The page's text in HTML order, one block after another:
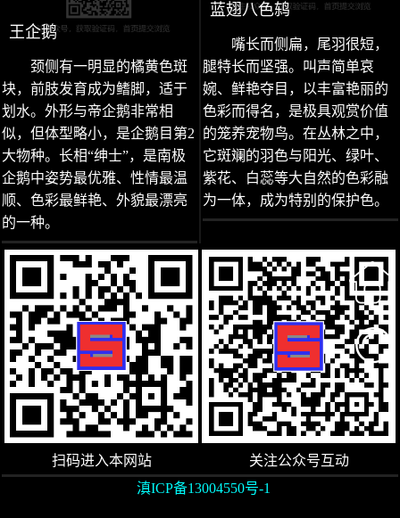
王企鹅
颈侧有一明显的橘黄色斑
块，前肢发育成为鳍脚，适于
划水。外形与帝企鹅非常相
似，但体型略小，是企鹅目第2
大物种。长相“绅士”，是南极
企鹅中姿势最优雅、性情最温
顺、色彩最鲜艳、外貌最漂亮
的一种。
蓝翅八色鸫
嘴长而侧扁，尾羽很短，
腿特长而坚强。叫声简单哀
婉、鲜艳夺目，以丰富艳丽的
色彩而得名，是极具观赏价值
的笼养宠物鸟。在丛林之中，
它斑斓的羽色与阳光、绿叶、
紫花、白蕊等大自然的色彩融
为一体，成为特别的保护色。
扫码进入本网站
关注公众号互动
滇ICP备13004550号-1